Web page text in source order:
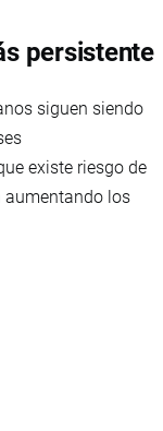
persistente
siguen siendo
existe riesgo de
aumentando los